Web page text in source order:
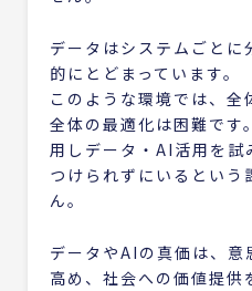
データはシステムごと
的にとどまっています。
このような環境では、全
全体の最適化は困難です
用しデータ・AI活用を試
つけられずにいるという
ん。
データやAIの真価は、意
高め、社会への価値提供